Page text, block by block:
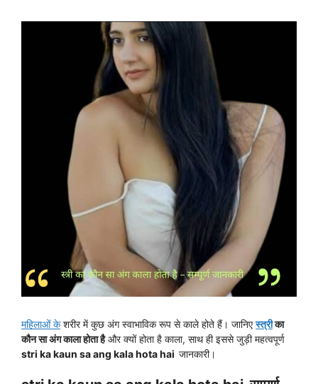
महिलाओं केशरीर में कुछ अंग स्वाभाविक रूप से काले होते हैं। जानिएस्त्रीका
कौन सा अंग काला होता हैऔर क्यों होता है काला, साथ ही इससे जुड़ी महत्वपूर्ण
stri ka kaun sa ang kala hota hai जानकारी।